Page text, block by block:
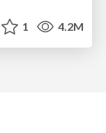
1 4.2M